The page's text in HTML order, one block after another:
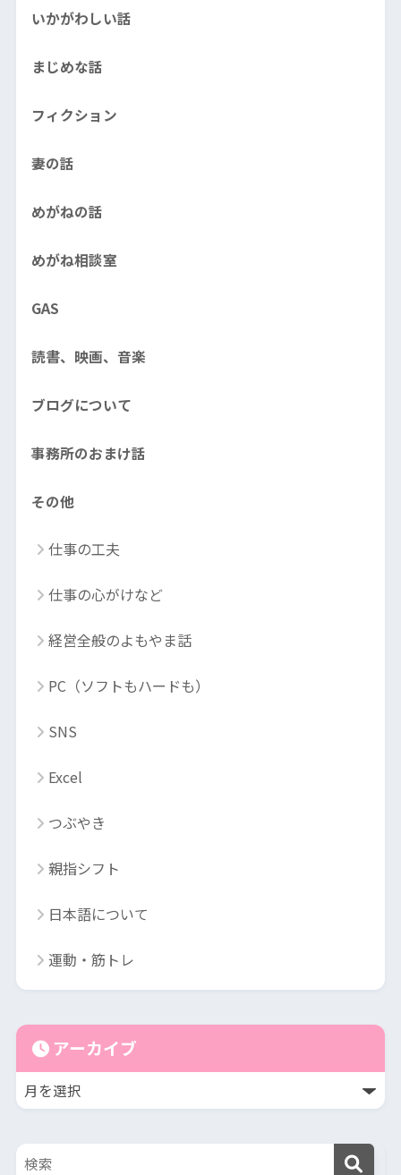
いかがわしい話
まじめな話
フィクション
妻の話
めがねの話
めがね相談室
GAS
読書、映画、音楽
ブログについて
事務所のおまけ話
その他
仕事の工夫
仕事の心がけなど
経営全般のよもやま話
PC（ソフトもハードも）
SNS
Excel
つぶやき
親指シフト
日本語について
運動・筋トレ
アーカイブ